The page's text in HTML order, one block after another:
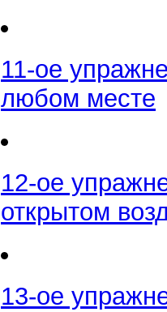
11-ое
любом месте
12-ое
открытом
13-ое